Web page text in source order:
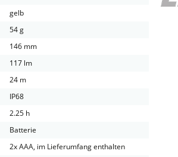
gelb
54 g
146 mm
117 lm
24 m
IP68
2.25 h
Batterie
2x AAA, im Lieferumfang enthalten